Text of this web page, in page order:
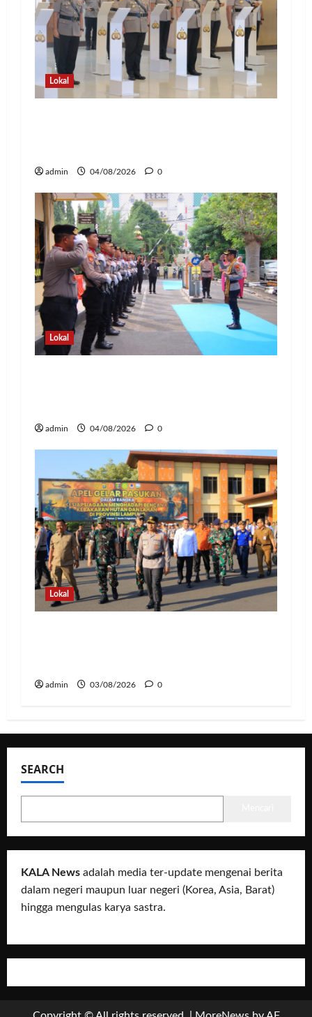
Lokal
admin 04/08/2026 0
Lokal
admin 04/08/2026 0
Lokal
admin 03/08/2026 0
SEARCH
KALA News adalah media ter-update mengenai berita
dalam negeri maupun luar negeri (Korea, Asia, Barat)
hingga mengulas karya sastra.